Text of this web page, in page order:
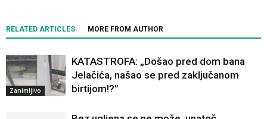
RELATED ARTICLES MORE FROM AUTHOR
Zanimljivo
KATASTROFA: „Došao pred dom bana
Jelačića, našao se pred zaključanom
birtijom!?”